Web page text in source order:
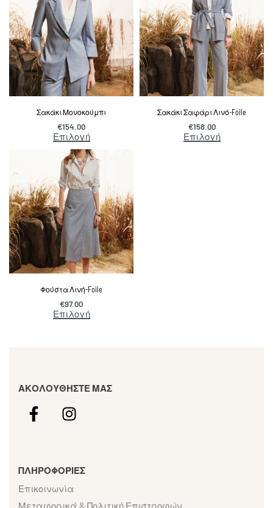
Σακάκι Μονοκούμπι
€154.00
Επιλογή
Σακάκι Σαφάρι Λινό-Foile
€158.00
Επιλογή
Φούστα Λινή-Foile
€97.00
Επιλογή
ΑΚΟΛΟΥΘΗΣΤΕ ΜΑΣ
ΠΛΗΡΟΦΟΡΙΕΣ
Επικοινωνία
Μεταφορικά & Πολιτική Επιστροφών